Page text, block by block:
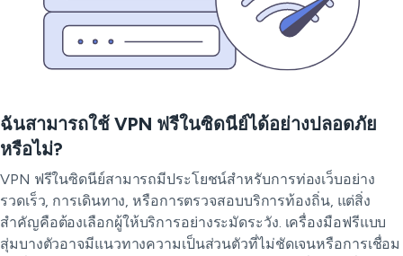
ฉันสามารถใช้ VPN ฟรีในซิดนีย์ได้อย่างปลอดภัย
หรือไม่?
VPN ฟรีในซิดนีย์สามารถมีประโยชน์สำหรับการท่องเว็บอย่าง
รวดเร็ว, การเดินทาง, หรือการตรวจสอบบริการท้องถิ่น, แต่สิ่ง
สำคัญคือต้องเลือกผู้ให้บริการอย่างระมัดระวัง. เครื่องมือฟรีแบบ
สุ่มบางตัวอาจมีแนวทางความเป็นส่วนตัวที่ไม่ชัดเจนหรือการเชื่อม